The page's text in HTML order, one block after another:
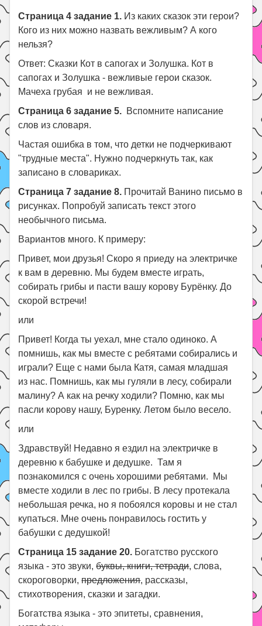
Страница 4 задание 1. Из каких сказок эти герои?
Кого из них можно назвать вежливым? А кого
нельзя?
Ответ: Сказки Кот в сапогах и Золушка. Кот в
сапогах и Золушка - вежливые герои сказок.
Мачеха грубая и не вежливая.
Страница 6 задание 5. Вспомните написание
слов из словаря.
Частая ошибка в том, что детки не подчеркивают
"трудные места". Нужно подчеркнуть так, как
записано в словариках.
Страница 7 задание 8. Прочитай Ванино письмо в
рисунках. Попробуй записать текст этого
необычного письма.
Вариантов много. К примеру:
Привет, мои друзья! Скоро я приеду на электричке
к вам в деревню. Мы будем вместе играть,
собирать грибы и пасти вашу корову Бурёнку. До
скорой встречи!
или
Привет! Когда ты уехал, мне стало одиноко. А
помнишь, как мы вместе с ребятами собирались и
играли? Еще с нами была Катя, самая младшая
из нас. Помнишь, как мы гуляли в лесу, собирали
малину? А как на речку ходили? Помню, как мы
пасли корову нашу, Буренку. Летом было весело.
или
Здравствуй! Недавно я ездил на электричке в
деревню к бабушке и дедушке. Там я
познакомился с очень хорошими ребятами. Мы
вместе ходили в лес по грибы. В лесу протекала
небольшая речка, но я побоялся коровы и не стал
купаться. Мне очень понравилось гостить у
бабушки с дедушкой!
Страница 15 задание 20. Богатство русского
языка - это звуки,буквы, книги, тетради, слова,
скороговорки,предложения, рассказы,
стихотворения, сказки и загадки.
Богатства языка - это эпитеты, сравнения,